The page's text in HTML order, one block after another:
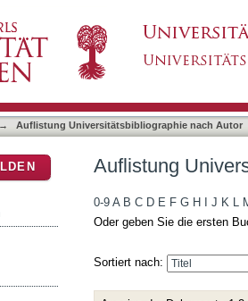
→ Auflistung Universitätsbibliographie nach Autor
Auflistung
0-9 A B C D E F G H J K L
Oder geben Sie die ersten
Sortiert nach: